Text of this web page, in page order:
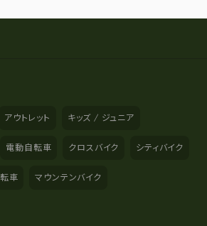
地
アウトレット キッズ / ジュニア
電動自転車 クロスバイク シティバイク
車 マウンテンバイク